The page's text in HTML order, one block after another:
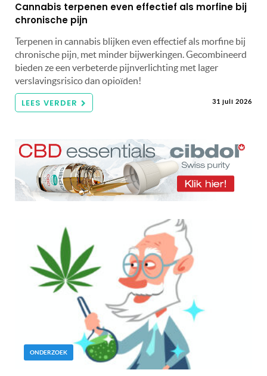
Cannabis terpenen even effectief als morfine bij
chronische pijn
Terpenen in cannabis blijken even effectief als morfine bij
chronische pijn, met minder bijwerkingen. Gecombineerd
bieden ze een verbeterde pijnverlichting met lager
verslavingsrisico dan opioïden!
LEES VERDER 31 juli 2026
ONDERZOEK